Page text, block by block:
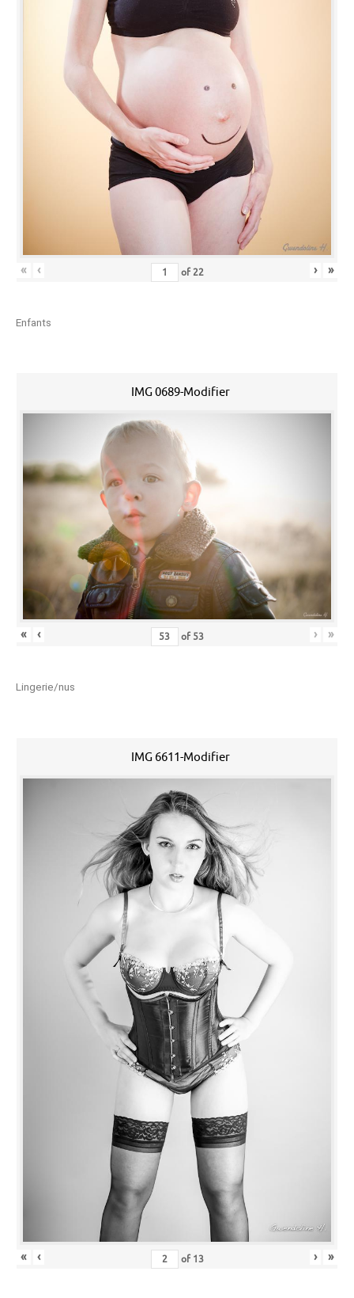
« ‹ of 22 › »
Enfants
IMG 0689-Modifier
« ‹ of 53 › »
Lingerie/nus
IMG 6611-Modifier
« ‹ of 13 › »